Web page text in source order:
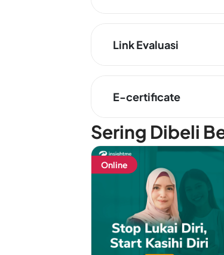
Link Evaluasi
E-certificate
Sering Dibeli
Online